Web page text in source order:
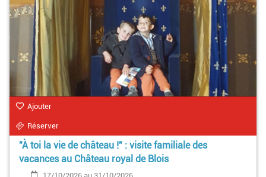
Ajouter
Réserver
"À toi la vie de château !" : visite familiale des
vacances au Château royal de Blois